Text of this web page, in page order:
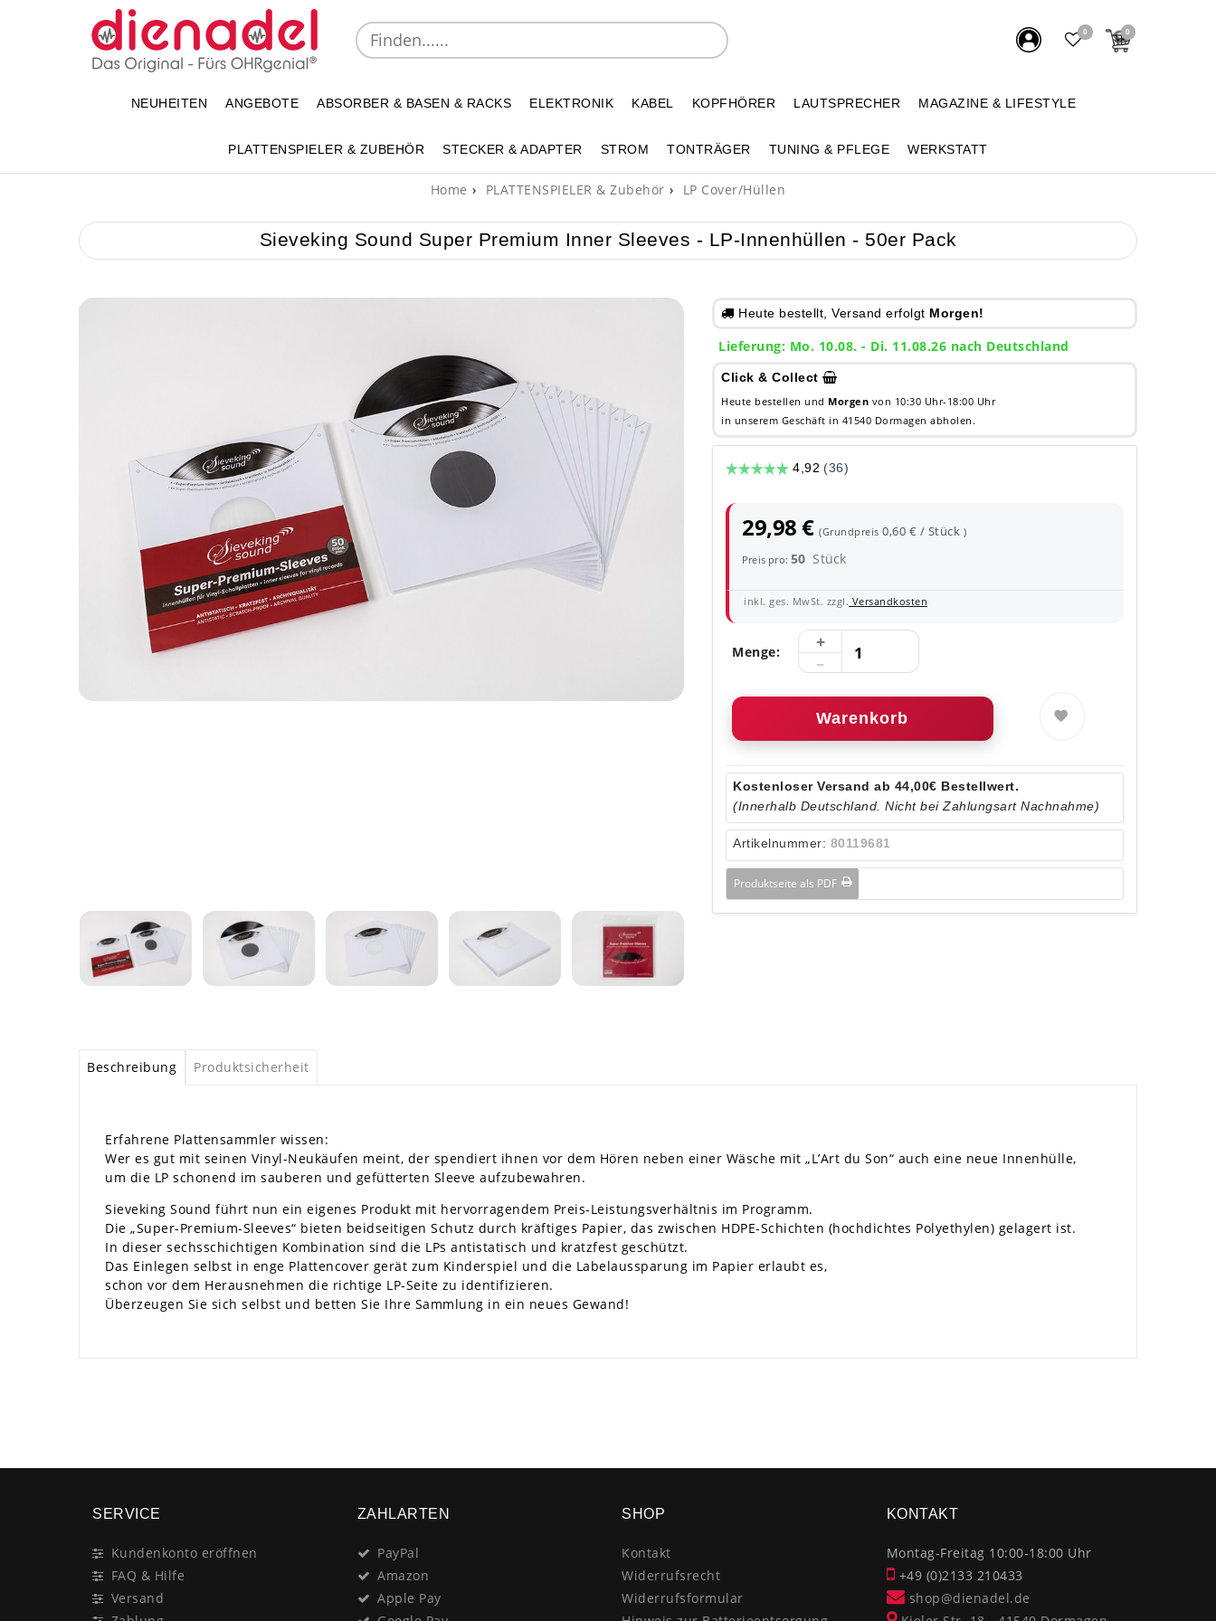
0 0
NEUHEITEN ANGEBOTE ABSORBER & BASEN & RACKS ELEKTRONIK KABEL KOPFHÖRER LAUTSPRECHER MAGAZINE & LIFESTYLE
PLATTENSPIELER & ZUBEHÖR STECKER & ADAPTER STROM TONTRÄGER TUNING & PFLEGE WERKSTATT
Home PLATTENSPIELER & Zubehör LP Cover/Hüllen
Sieveking Sound Super Premium Inner Sleeves - LP-Innenhüllen - 50er Pack
Heute bestellt, Versand erfolgt Morgen!
Lieferung: Mo. 10.08. - Di. 11.08.26 nach Deutschland
Click & Collect
Heute bestellen und Morgen von 10:30 Uhr-18:00 Uhr
in unserem Geschäft in 41540 Dormagen abholen.
29,98 €(Grundpreis0,60 € / Stück )
Preis pro:50 Stück
inkl. ges. MwSt. zzgl. Versandkosten
Menge:
Warenkorb
Kostenloser Versand ab 44,00€ Bestellwert.
(Innerhalb Deutschland. Nicht bei Zahlungsart Nachnahme)
Artikelnummer: 80119681
Produktseite als PDF
Beschreibung Produktsicherheit
Erfahrene Plattensammler wissen:
Wer es gut mit seinen Vinyl-Neukäufen meint, der spendiert ihnen vor dem Hören neben einer Wäsche mit „L’Art du Son“ auch eine neue Innenhülle,
um die LP schonend im sauberen und gefütterten Sleeve aufzubewahren.
Sieveking Sound führt nun ein eigenes Produkt mit hervorragendem Preis-Leistungsverhältnis im Programm.
Die „Super-Premium-Sleeves“ bieten beidseitigen Schutz durch kräftiges Papier, das zwischen HDPE-Schichten (hochdichtes Polyethylen) gelagert ist.
In dieser sechsschichtigen Kombination sind die LPs antistatisch und kratzfest geschützt.
Das Einlegen selbst in enge Plattencover gerät zum Kinderspiel und die Labelaussparung im Papier erlaubt es,
schon vor dem Herausnehmen die richtige LP-Seite zu identifizieren.
Überzeugen Sie sich selbst und betten Sie Ihre Sammlung in ein neues Gewand!
SERVICE
Kundenkonto eröffnen
FAQ & Hilfe
Versand
ZAHLARTEN
PayPal
Amazon
Apple Pay
SHOP
Kontakt
Widerrufsrecht
Widerrufsformular
KONTAKT
Montag-Freitag 10:00-18:00 Uhr
+49 (0)2133 210433
shop@dienadel.de